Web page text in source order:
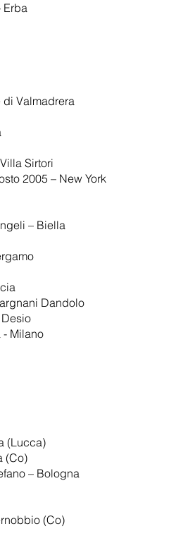
Erba
di Valmadrera
Sirtori
2005 – New York
– Biella
Dandolo
- Milano
(Lucca)
(Co)
– Bologna
(Co)